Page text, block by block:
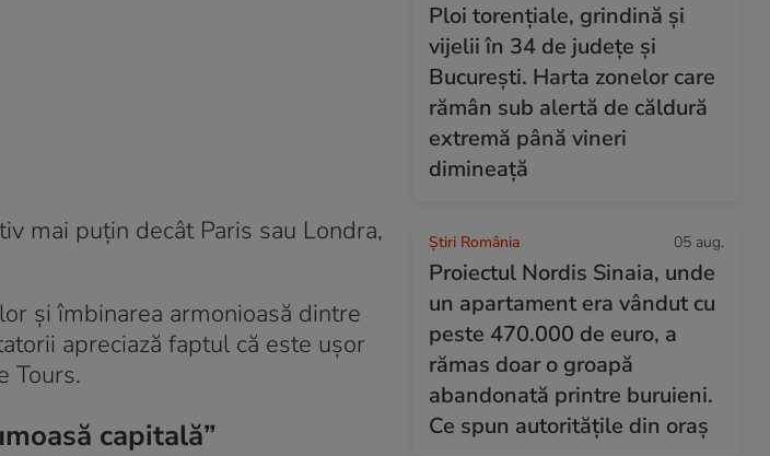
mai puțin decât Paris sau Londra,
și îmbinarea armonioasă dintre
apreciază faptul că este ușor
Tours.
capitală”
Ploi torențiale, grindină și
vijelii în 34 de județe și
București. Harta zonelor care
rămân sub alertă de căldură
extremă până vineri
dimineață
Știri România 05 aug.
Proiectul Nordis Sinaia, unde
un apartament era vândut cu
peste 470.000 de euro, a
rămas doar o groapă
abandonată printre buruieni.
Ce spun autoritățile din oraș